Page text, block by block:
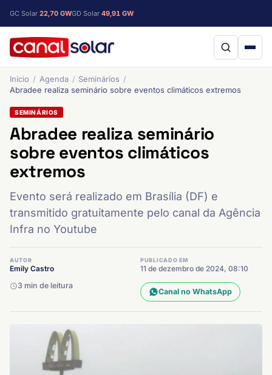
GC Solar 22,70 GWGD Solar 49,91 GW
Início Agenda
Seminários
Abradee realiza seminário sobre eventos climáticos extremos
SEMINÁRIOS
Abradee realiza seminário
sobre eventos climáticos
extremos
Evento será realizado em Brasília (DF) e
transmitido gratuitamente pelo canal da Agência
Infra no Youtube
AUTOR
Emily Castro
PUBLICADO EM
11 de dezembro de 2024, 08:10
3 min de leitura
Canal no WhatsApp